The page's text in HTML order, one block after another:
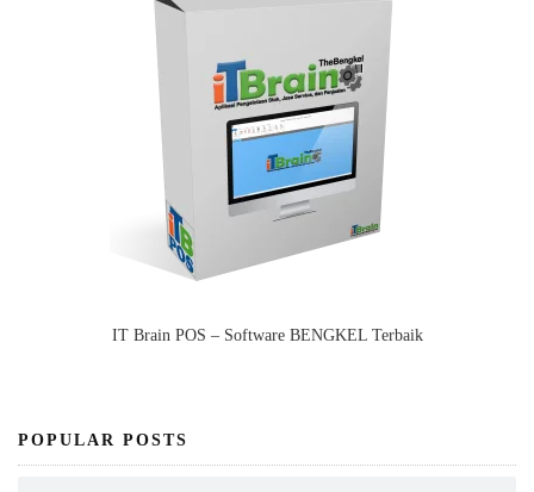
IT Brain POS – Software BENGKEL Terbaik
POPULAR POSTS